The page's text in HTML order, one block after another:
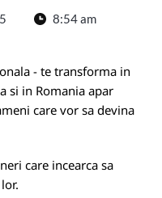
8:54 am
- te transforma in
si in Romania apar
care vor sa devina
care incearca sa